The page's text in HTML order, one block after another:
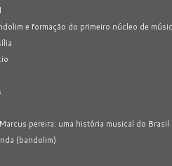
e formação do primeiro núcleo de
pereira: uma história musical do Brasil
(bandolim)